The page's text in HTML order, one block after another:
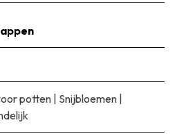
potten | Snijbloemen |